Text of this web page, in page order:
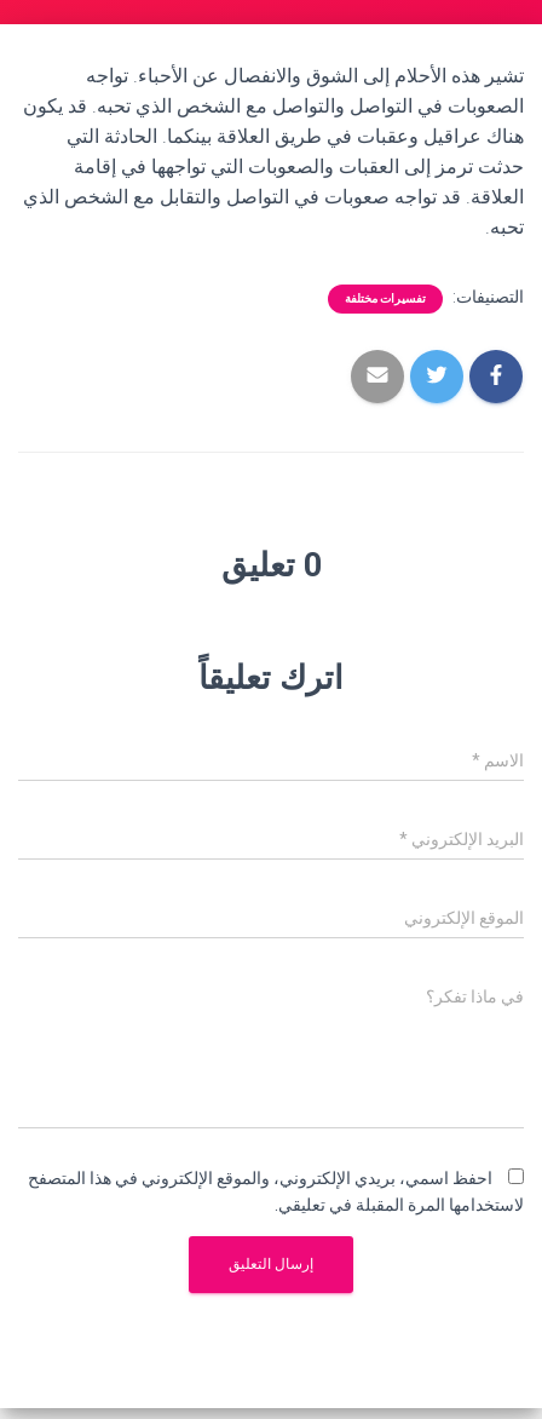
تشير هذه الأحلام إلى الشوق والانفصال عن الأحباء. تواجه
الصعوبات في التواصل والتواصل مع الشخص الذي تحبه. قد يكون
هناك عراقيل وعقبات في طريق العلاقة بينكما. الحادثة التي
حدثت ترمز إلى العقبات والصعوبات التي تواجهها في إقامة
العلاقة. قد تواجه صعوبات في التواصل والتقابل مع الشخص الذي
تحبه.
التصنيفات: تفسيرات مختلفة
0 تعليق
اترك تعليقاً
الاسم *
البريد الإلكتروني *
الموقع الإلكتروني
في ماذا تفكر؟
احفظ اسمي، بريدي الإلكتروني، والموقع الإلكتروني في هذا المتصفح
لاستخدامها المرة المقبلة في تعليقي.